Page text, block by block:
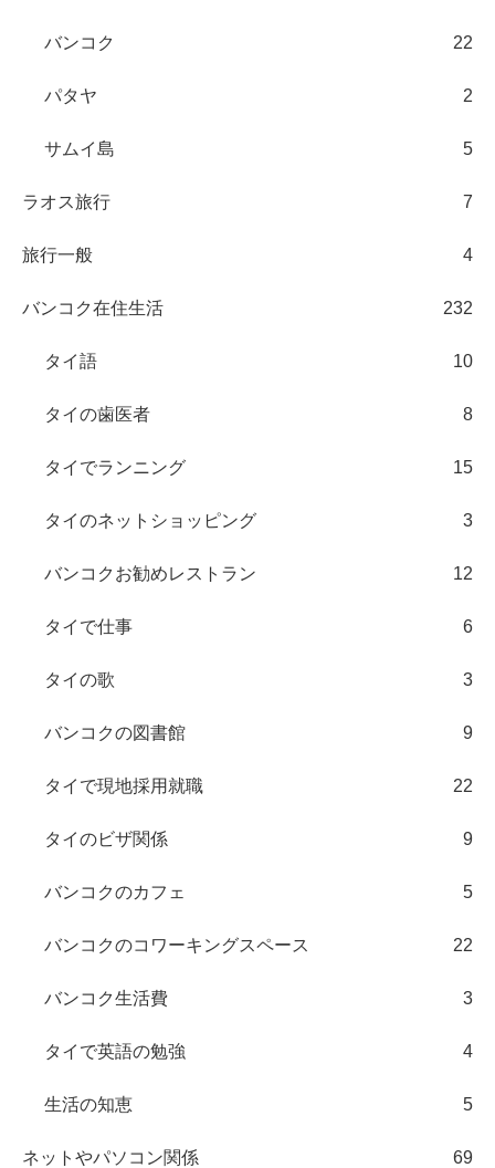
バンコク 22
パタヤ 2
サムイ島 5
ラオス旅行 7
旅行一般 4
バンコク在住生活 232
タイ語 10
タイの歯医者 8
タイでランニング 15
タイのネットショッピング 3
バンコクお勧めレストラン 12
タイで仕事 6
タイの歌 3
バンコクの図書館 9
タイで現地採用就職 22
タイのビザ関係 9
バンコクのカフェ 5
バンコクのコワーキングスペース 22
バンコク生活費 3
タイで英語の勉強 4
生活の知恵 5
ネットやパソコン関係 69